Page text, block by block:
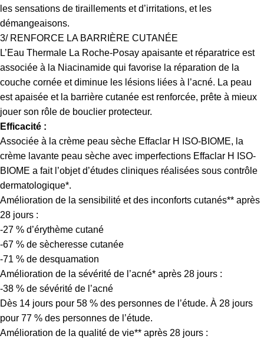
les sensations de tiraillements et d’irritations, et les
démangeaisons.
3/ RENFORCE LA BARRIÈRE CUTANÉE
L’Eau Thermale La Roche-Posay apaisante et réparatrice est
associée à la Niacinamide qui favorise la réparation de la
couche cornée et diminue les lésions liées à l’acné. La peau
est apaisée et la barrière cutanée est renforcée, prête à mieux
jouer son rôle de bouclier protecteur.
Efficacité :
Associée à la crème peau sèche Effaclar H ISO-BIOME, la
crème lavante peau sèche avec imperfections Effaclar H ISO-
BIOME a fait l’objet d’études cliniques réalisées sous contrôle
dermatologique*.
Amélioration de la sensibilité et des inconforts cutanés** après
28 jours :
-27 % d’érythème cutané
-67 % de sècheresse cutanée
-71 % de desquamation
Amélioration de la sévérité de l’acné* après 28 jours :
-38 % de sévérité de l’acné
Dès 14 jours pour 58 % des personnes de l’étude. À 28 jours
pour 77 % des personnes de l’étude.
Amélioration de la qualité de vie** après 28 jours :